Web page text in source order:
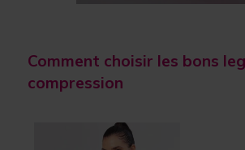
Comment choisir les bons
compression